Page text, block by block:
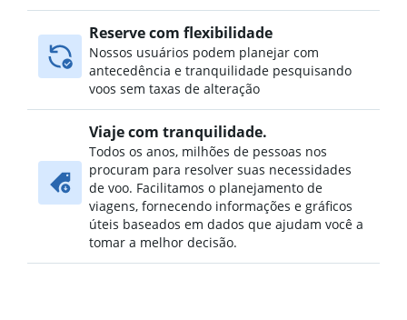
Reserve com flexibilidade
Nossos usuários podem planejar com
antecedência e tranquilidade pesquisando
voos sem taxas de alteração
Viaje com tranquilidade.
Todos os anos, milhões de pessoas nos
procuram para resolver suas necessidades
de voo. Facilitamos o planejamento de
viagens, fornecendo informações e gráficos
úteis baseados em dados que ajudam você a
tomar a melhor decisão.